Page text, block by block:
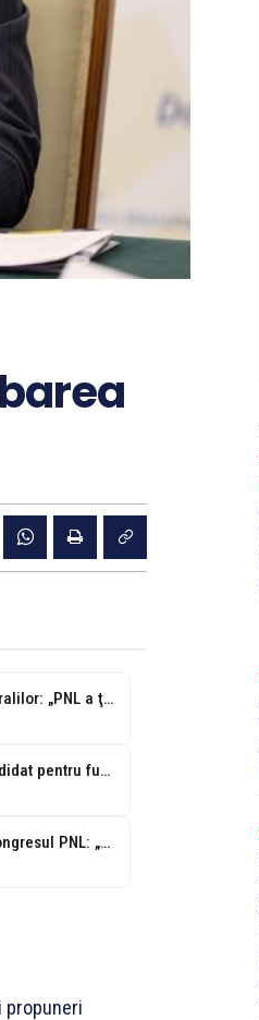
Nicușor Dan, la congresul liberalilor: „PNL a ţinut direcţia corectă pentru România...
Congresul PNL | Alin Tișe, candidat pentru funcția de prim-vicepreședinte: „Am crezut...
Clujeanul Csoma Botond, la congresul PNL: „Au fost momente foarte bune, dar...
propuneri